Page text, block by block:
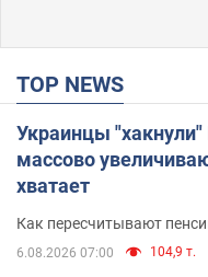
TOP NEWS
Украинцы
массово
хватает
Как пересчитывают
6.08.2026 07:00 104,9 т.